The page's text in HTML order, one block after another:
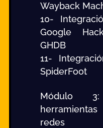
Wayback
10-
Google
GHDB
11-
SpiderFoot
Módulo
redes